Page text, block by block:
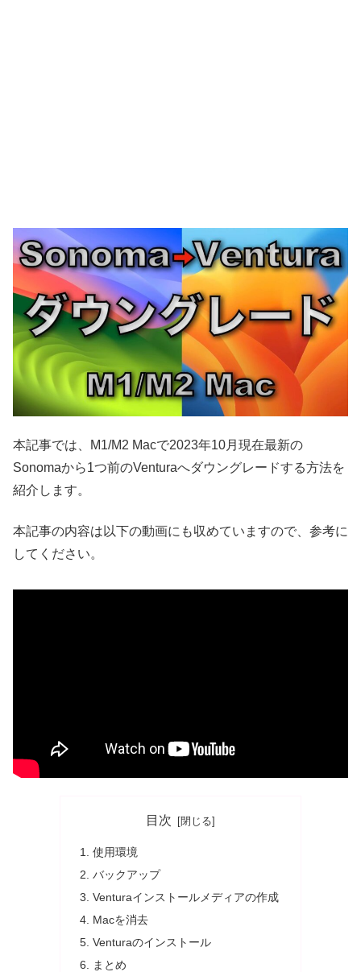
本記事では、M1/M2 Macで2023年10月現在最新の
Sonomaから1つ前のVenturaへダウングレードする方法を
紹介します。
本記事の内容は以下の動画にも収めていますので、参考に
してください。
目次
使用環境
バックアップ
Venturaインストールメディアの作成
Macを消去
Venturaのインストール
まとめ